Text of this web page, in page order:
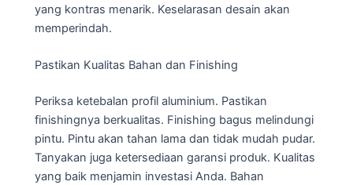
yang kontras menarik. Keselarasan desain akan
memperindah.
Pastikan Kualitas Bahan dan Finishing
Periksa ketebalan profil aluminium. Pastikan
finishingnya berkualitas. Finishing bagus melindungi
pintu. Pintu akan tahan lama dan tidak mudah pudar.
Tanyakan juga ketersediaan garansi produk. Kualitas
yang baik menjamin investasi Anda. Bahan